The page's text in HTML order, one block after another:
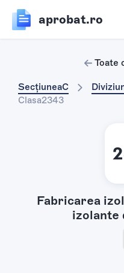
aprobat.ro
Toate
SecțiuneaC
Clasa2343
Fabricarea
izolante